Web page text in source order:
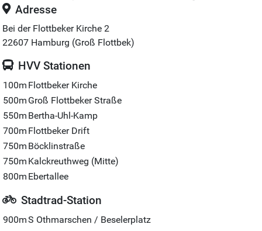
Adresse
Bei der Flottbeker Kirche 2
22607 Hamburg (Groß Flottbek)
HVV Stationen
100m Flottbeker Kirche
500m Groß Flottbeker Straße
550m Bertha-Uhl-Kamp
700m Flottbeker Drift
750m Böcklinstraße
750m Kalckreuthweg (Mitte)
800m Ebertallee
Stadtrad-Station
900mS Othmarschen / Beselerplatz